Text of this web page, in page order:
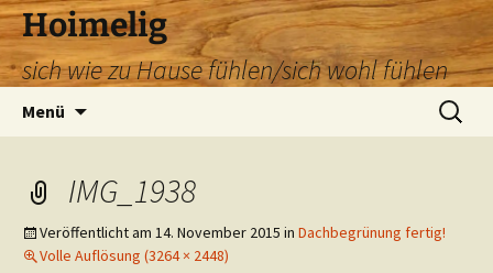
Zum
Inhalt
springen
Hoimelig
sich wie zu Hause fühlen/sich wohl fühlen
Menü
Suchen
nach:
IMG_1938
Veröffentlicht am 14. November 2015 in Dachbegrünung fertig!
Volle Auflösung (3264 × 2448)